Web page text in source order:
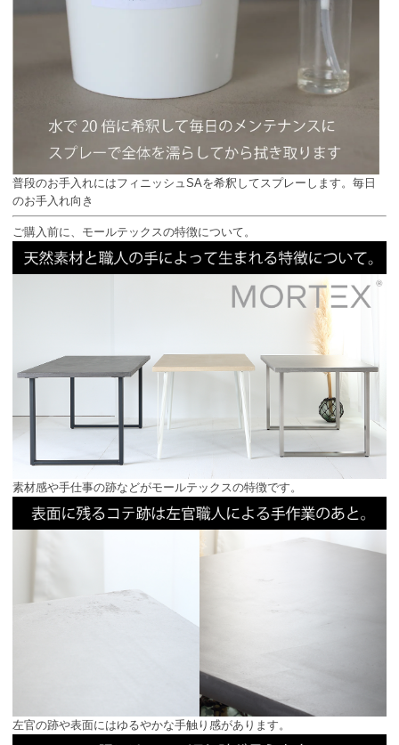
普段のお手入れにはフィニッシュSAを希釈してスプレーします。毎日
のお手入れ向き
ご購入前に、モールテックスの特徴について。
素材感や手仕事の跡などがモールテックスの特徴です。
左官の跡や表面にはゆるやかな手触り感があります。